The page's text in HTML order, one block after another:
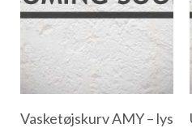
Vasketøjskurv AMY – lys